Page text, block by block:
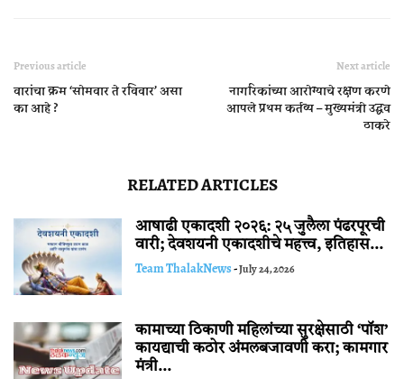
Previous article
वारांचा क्रम ‘सोमवार ते रविवार’ असा
का आहे ?
Next article
नागरिकांच्या आरोग्याचे रक्षण करणे
आपले प्रथम कर्तव्य – मुख्यमंत्री उद्धव
ठाकरे
RELATED ARTICLES
आषाढी एकादशी २०२६: २५ जुलैला पंढरपूरची
वारी; देवशयनी एकादशीचे महत्त्व, इतिहास...
Team ThalakNews-July 24, 2026
कामाच्या ठिकाणी महिलांच्या सुरक्षेसाठी ‘पॉश’
कायद्याची कठोर अंमलबजावणी करा; कामगार
मंत्री...